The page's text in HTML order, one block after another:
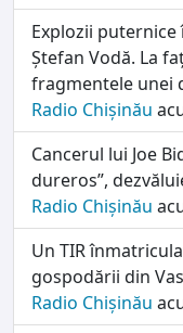
Explozii
Ștefan Vodă. La
fragmentele unei
Radio Chișinău
Cancerul lui Joe
dureros”,
Radio Chișinău
Un TIR
gospodării din
Radio Chișinău